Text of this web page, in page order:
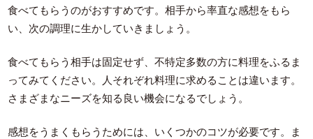
食べてもらうのがおすすめです。相手から率直な感想をもら
い、次の調理に生かしていきましょう。
食べてもらう相手は固定せず、不特定多数の方に料理をふるま
ってみてください。人それぞれ料理に求めることは違います。
さまざまなニーズを知る良い機会になるでしょう。
感想をうまくもらうためには、いくつかのコツが必要です。ま